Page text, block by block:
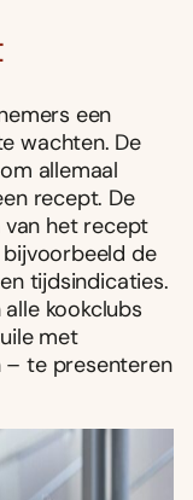
een
wachten. De
allemaal
recept. De
van het recept
de
tijdsindicaties.
kookclubs
met
– te presenteren